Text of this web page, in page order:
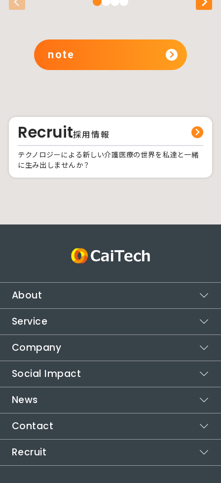
note
Recruit採用情報
テクノロジーによる新しい介護医療の世界を私達と一緒
に生み出しませんか？
About
ビジョン
ミッション
バリュー
Service
スポットワーク
カイテク
シフト管理
カイテクシフト
運営メディア
Company
企業情報
本社所在地
受賞歴
自治体連携
代表メッセージ
Social Impact
代表メッセージ
取り組む社会課題
インパクトロジック
社会課題の解決方法
News
お知らせ
Contact
ご利用についてお困りの方
カイテクで働きたい方
Recruit